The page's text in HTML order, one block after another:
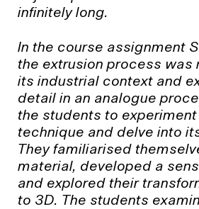
infinitely long.
In the course assignment
the extrusion process was
its industrial context and
detail in an analogue
the students to
technique and delve into
They familiarised
material, developed a
and explored their
to 3D. The students